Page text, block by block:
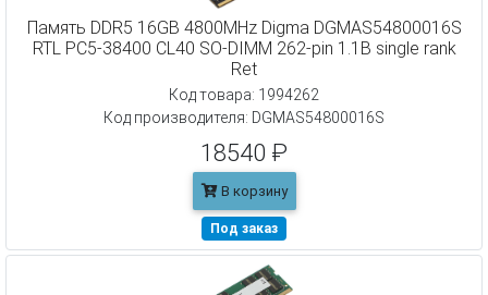
Память DDR5 16GB 4800MHz Digma DGMAS54800016S
RTL PC5-38400 CL40 SO-DIMM 262-pin 1.1В single rank
Ret
Код товара: 1994262
Код производителя: DGMAS54800016S
18540 ₽
В корзину
Под заказ